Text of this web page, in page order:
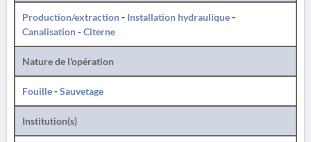
Production/extraction- Installation hydraulique-
Canalisation-Citerne
Nature de l'opération
Fouille-Sauvetage
Institution(s)